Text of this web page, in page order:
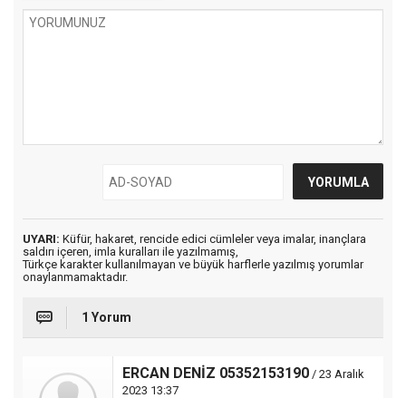
UYARI: Küfür, hakaret, rencide edici cümleler veya imalar, inançlara
saldırı içeren, imla kuralları ile yazılmamış,
Türkçe karakter kullanılmayan ve büyük harflerle yazılmış yorumlar
onaylanmamaktadır.
1 Yorum
ERCAN DENİZ 05352153190 / 23 Aralık
2023 13:37